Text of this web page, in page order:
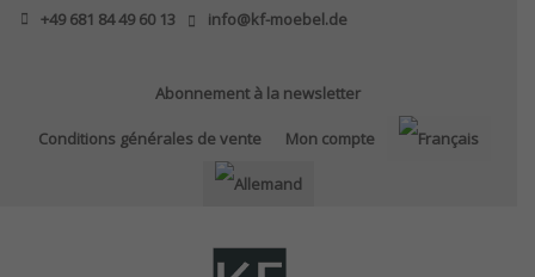
Skip
+49 681 84 49 60 13 info@kf-moebel.de
Abonnement à la newsletter
Conditions générales de vente Mon compte